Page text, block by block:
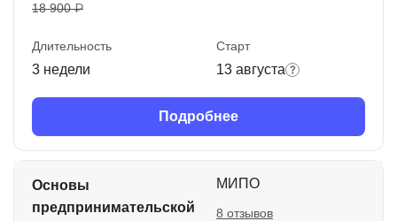
18 900 ₽
Длительность
3 недели
Старт
13 августа
Подробнее
Основы
предпринимательской
МИПО
8 отзывов